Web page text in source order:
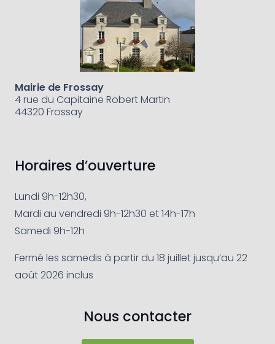
Mairie de Frossay
4 rue du Capitaine Robert Martin
44320 Frossay
Horaires d’ouverture
Lundi 9h-12h30,
Mardi au vendredi 9h-12h30 et 14h-17h
Samedi 9h-12h
Fermé les samedis à partir du 18 juillet jusqu’au 22
août 2026 inclus
Nous contacter